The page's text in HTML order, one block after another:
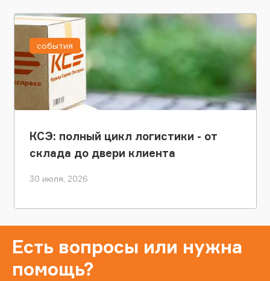
КСЭ: полный цикл логистики - от
склада до двери клиента
30 июля, 2026
события
Есть вопросы или нужна
помощь?